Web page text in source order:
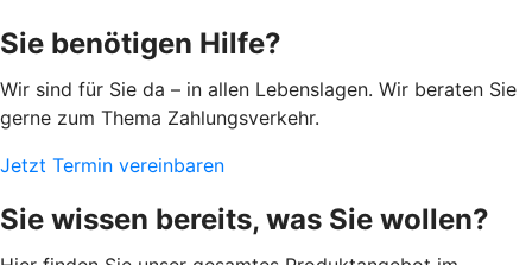
Sie benötigen Hilfe?
Wir sind für Sie da – in allen Lebenslagen. Wir beraten Sie
gerne zum Thema Zahlungsverkehr.
Jetzt Termin vereinbaren
Sie wissen bereits, was Sie wollen?